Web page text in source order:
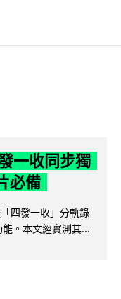
一收同步獨
必備
四發一收」分軌錄
。本文經實測其...